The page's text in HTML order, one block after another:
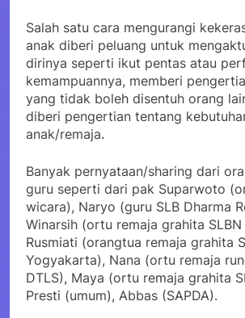
Salah satu cara mengurangi
anak diberi peluang untuk
dirinya seperti ikut pentas atau
kemampuannya, memberi
yang tidak boleh disentuh orang
diberi pengertian tentang
anak/remaja.
Banyak pernyataan/sharing dari
guru seperti dari pak Suparwoto
wicara), Naryo (guru SLB Dharma
Winarsih (ortu remaja grahita SLBN
Rusmiati (orangtua remaja grahita
Yogyakarta), Nana (ortu remaja
DTLS), Maya (ortu remaja grahita
Presti (umum), Abbas (SAPDA).